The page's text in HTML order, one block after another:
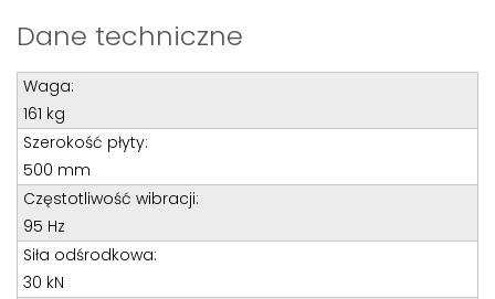
Specjalista d/s sprzedaż maszyn i urządzeń
Tel: 32 275 32 26 wew. 20
Kom:+48 601 750 464
E-mail:
Tomasz Bochenek
Teren całego kraju
Dane techniczne
Waga:
161 kg
Szerokość płyty:
500 mm
Częstotliwość wibracji:
95 Hz
Siła odśrodkowa:
30 kN